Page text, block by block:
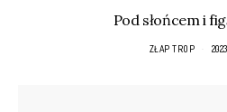
Pod słońcem i
ZŁAP TROP